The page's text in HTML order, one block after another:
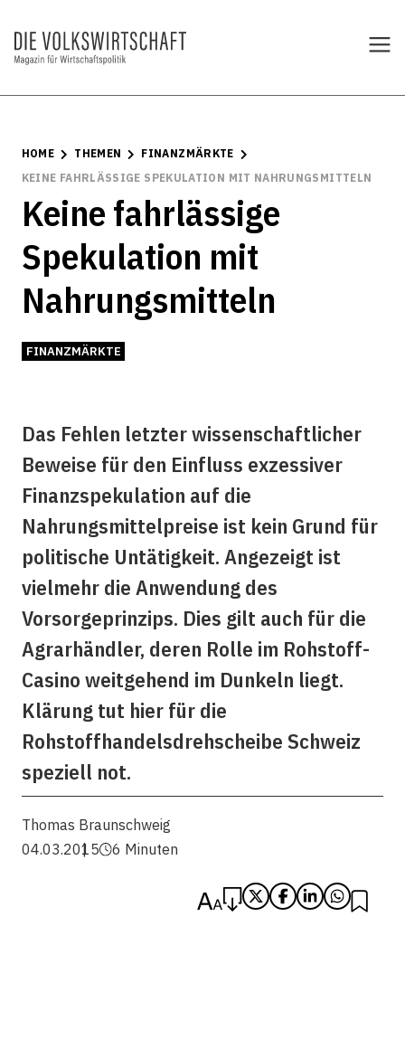
HOME THEMEN
FINANZMÄRKTE
KEINE FAHRLÄSSIGE SPEKULATION MIT NAHRUNGSMITTELN
Keine fahrlässige
Spekulation mit
Nahrungsmitteln
FINANZMÄRKTE
Das Fehlen letzter wissenschaftlicher
Beweise für den Einfluss exzessiver
Finanzspekulation auf die
Nahrungsmittelpreise ist kein Grund für
politische Untätigkeit. Angezeigt ist
vielmehr die Anwendung des
Vorsorgeprinzips. Dies gilt auch für die
Agrarhändler, deren Rolle im Rohstoff-
Casino weitgehend im Dunkeln liegt.
Klärung tut hier für die
Rohstoffhandelsdrehscheibe Schweiz
speziell not.
Thomas Braunschweig
04.03.2015
6 Minuten